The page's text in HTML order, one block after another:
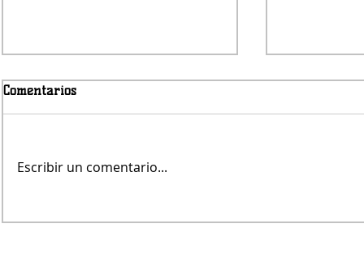
Comentarios
Escribir un comentario...